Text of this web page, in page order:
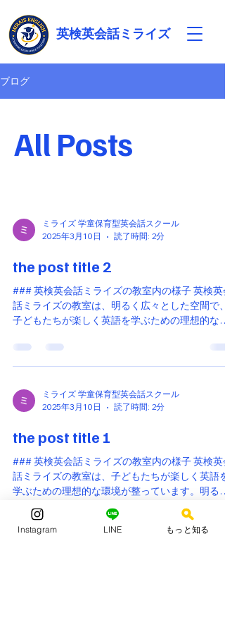
英検英会話ミライズ
ブログ
All Posts
ミライズ 学童保育型英会話スクール
2025年3月10日
読了時間: 2分
the post title 2
### 英検英会話ミライズの教室内の様子 英検英会
話ミライズの教室は、明るく広々とした空間で、
子どもたちが楽しく英語を学ぶための理想的な環
本人講師が協力し合い、子どもたちに英会話を教
えています。このようなダブルサポート体制は、
ミライズ 学童保育型英会話スクール
2025年3月10日
読了時間: 2分
the post title 1
### 英検英会話ミライズの教室内の様子 英検英会
話ミライズの教室は、子どもたちが楽しく英語を
学ぶための理想的な環境が整っています。明るく
広々とした教室には、外国人講師と日本人講師が
一緒に子どもたちに英会話を教えるシーンが見ら
れます。このようなダブルサポート体制は、子ど
Instagram LINE もっと知る